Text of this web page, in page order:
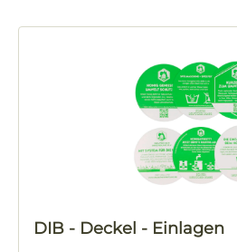
DIB - Deckel - Einlagen